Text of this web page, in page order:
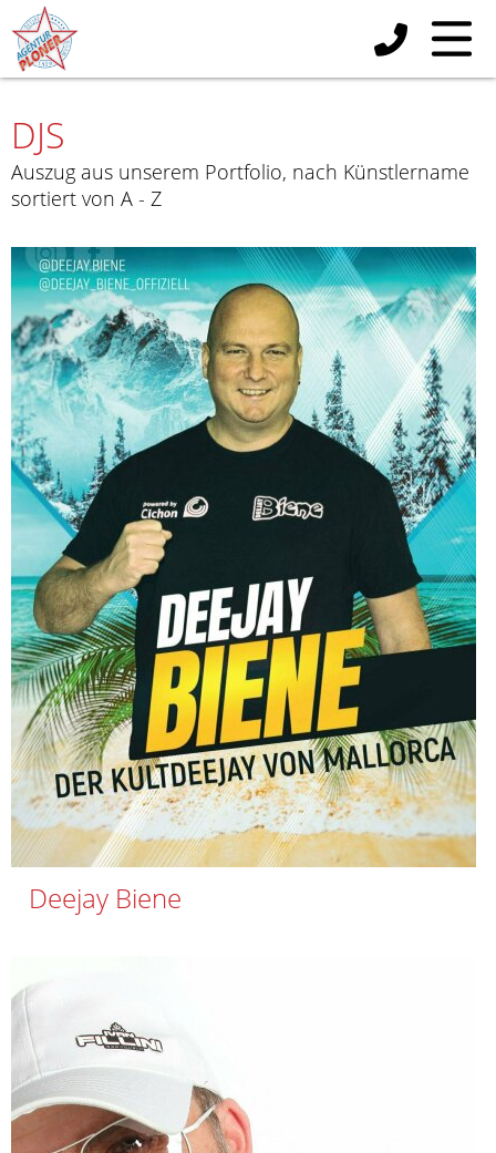
DJS
Auszug aus unserem Portfolio, nach Künstlername
sortiert von A - Z
Deejay Biene